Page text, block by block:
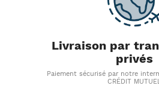
Livraison par
privés
Paiement sécurisé par notre
CRÉDIT